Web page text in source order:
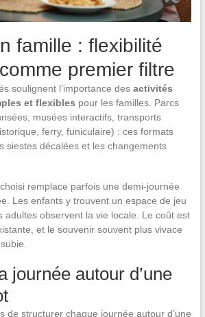
famille : flexibilité
premier filtre
soulignent l’importance des activités
et flexibles pour les familles. Parcs
musées interactifs, transports
ferry, funiculaire) : ces formats
siestes décalées et les changements
remplace parfois une demi-journée
Les enfants y trouvent un espace de jeu
adultes observent la vie locale. Le coût est
et le souvenir souvent plus vivace
journée autour d’une
de structurer chaque journée autour d’une